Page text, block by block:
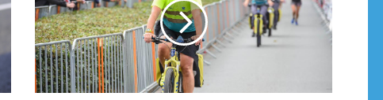
m
i
s
s
i
e